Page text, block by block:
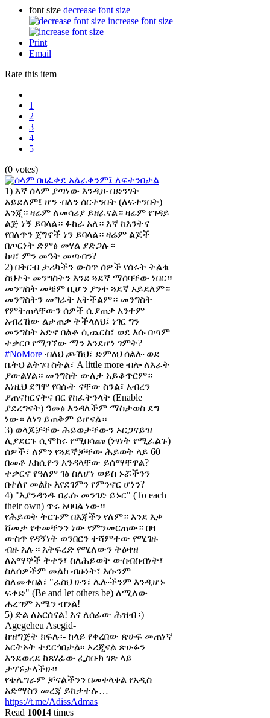
font size decrease font size
increase font size
Print
Email
Rate this item
1
2
3
4
5
(0 votes)
1) እኛ ሰላም ያጣነው እንዲሁ በድንገት
አይደለም፤ ሆን ብለን ሰርተንበት (ለፍተንበት)
እንጂ። ዛሬም ለመሳሪያ ይዘፈናል። ዛሬም የገዳይ
ልጅ ነኝ ይባላል። ፉከራ አለ። እኛ ከእንትና
የበለጥን ጀግኖች ነን ይባላል። ዛሬም ልጆች
በጦርነት ድምፅ መሃል ያድጋሉ።
ከዛ፣ ምን መዓት መጣብን?
2) በቅርብ ታሪካችን ውስጥ ሰዎች የሰሩት ትልቁ
ስህተት መንግስትን እንደ ጓደኛ ማሰባቸው ነበር።
መንግስት መቼም ቢሆን ያንተ ጓደኛ አይደለም።
መንግስትን መግራት አትችልም። መንግስት
የምትጠላቸውን ሰዎች ሲያጠቃ አንተም
አብረኸው ልታጠቃ ትችላለህ፤ ነገር ግን
መንግስት አድኖ በልቶ ሲጨርስ፣ ወደ እሱ በጣም
ተቃርቦ የሚገኘው ማን እንደሆነ ገምት?
#NoMore ብለህ ጮኸህ፣ ድምፅህ ሰልሎ ወደ
ቤትህ ልትገባ ስትል፣ A little more ብሎ ለእራት
ያውልሃል። መንግስት ውለታ አይቆጥርም።
እነዚህ ደግሞ የባሱት ናቸው ስንል፣ አብረን
ያጠናከርናትና በር የከፈትንላት (Enable
ያደረግናት) ዓመፅ እንዳለችም ማስታወስ ደግ
ነው። ለነገ ይጠቅም ይሆናል።
3) ወላጆቻቸው ሕይወታቸውን ኦርጋናይዝ
ሊያደርጉ ሲሞክሩ የሚበሳጩ (ነፃነት የሚፈልጉ)
ሰዎች፣ ለምን የጓደኞቻቸው ሕይወት ላይ 60
በመቶ አክሲዮን እንዳላቸው ይሰማቸዋል?
ተቃርኖ የዓለም ገፅ ስለሆነ ወይስ ኑሯችንን
በተለየ መልኩ እየደገምን የምንኖር ሆነን?
4) "እያንዳንዱ በራሱ መንገድ ይኑር" (To each
their own) ጥሩ አባባል ነው።
የሕይወት ትርጉም በእጃችን የለም። እንደ እቃ
ሸመታ የተመቸንን ነው የምንመርጠው። በዛ
ውስጥ የዳኝነት ወንበርን ተሻምተው የሚገዙ
ብዙ አሉ። አትፍረድ የሚለውን ትዕዛዝ
ለአማኞች ትተን፣ ስለሕይወት ውስብስብነት፣
ስለሰዎችም መልከ ብዙነት፣ እሱንም
ስለመቀበል፣ "ራስህ ሁን፣ ሌሎችንም እንዲሆኑ
ፍቀድ" (Be and let others be) ለሚለው
ሐረግም አሜን ብንል!
5) ድል ለአርሰናል! እና ለሰፊው ሕዝብ ፡)
Agegeheu Asegid-
ከዝግጅት ክፍሉ፡- ከላይ የቀረበው ጽሁፍ መጠነኛ
አርትኦት ተደርጎበታል፡፡ ኦሪጂናል ጽሁፉን
እንደወረደ ከጸሃፊው ፌስቡክ ገጽ ላይ
ታገኙታላችሁ፡፡
የቴሌግራም ቻናልችንን በመቀላቀል የአዲስ
አድማስን መረጃ ይከታተሉ…
https://t.me/AdissAdmas
Read 10014 times